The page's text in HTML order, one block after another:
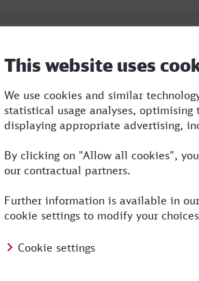
St-Charles
St-Charles
16:30